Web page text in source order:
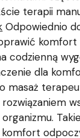
terapii
Odpowiednio
komfort
codzienną
dla
masaż
komfort